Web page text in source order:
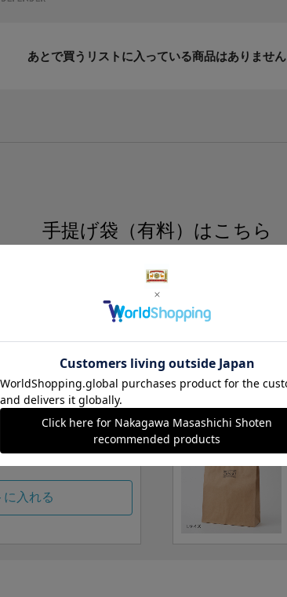
あとで買うリストに入っている商品はありません
手提げ袋（有料）はこちら
S・M・Lの3つサイズをご用意しております。
店にお任せ
入れる
に入れる